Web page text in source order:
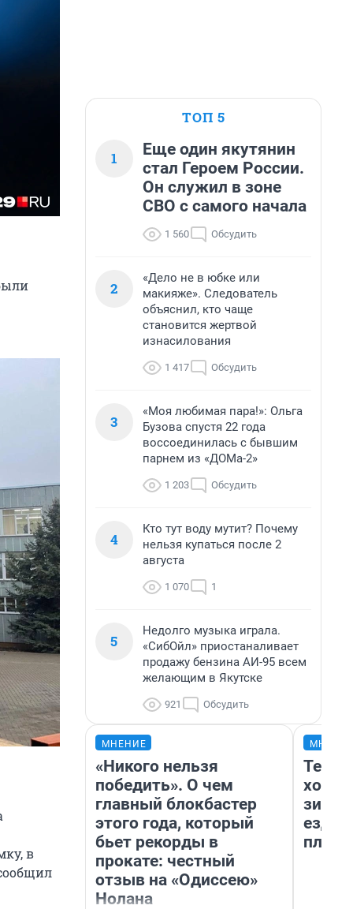
в
ТОП 5
1
Еще один якутянин
стал Героем России.
Он служил в зоне
СВО с самого начала
1 560 Обсудить
2
«Дело не в юбке или
макияже». Следователь
объяснил, кто чаще
становится жертвой
изнасилования
1 417 Обсудить
3
«Моя любимая пара!»: Ольга
Бузова спустя 22 года
воссоединилась с бывшим
парнем из «ДОМа-2»
1 203 Обсудить
4
Кто тут воду мутит? Почему
нельзя купаться после 2
августа
1 070 1
5
Недолго музыка играла.
«СибОйл» приостаналивает
продажу бензина АИ-95 всем
желающим в Якутске
921 Обсудить
МНЕНИЕ
«Никого нельзя
победить». О чем
главный блокбастер
этого года, который
бьет рекорды в
прокате: честный
отзыв на «Одиссею»
Нолана
ездит